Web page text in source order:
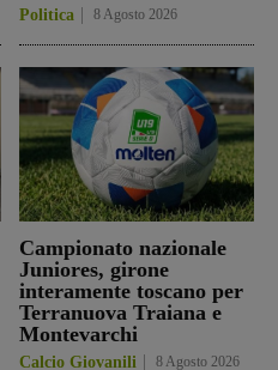
Politica 8 Agosto 2026
Campionato nazionale
Juniores, girone
interamente toscano per
Terranuova Traiana e
Montevarchi
Calcio Giovanili 8 Agosto 2026